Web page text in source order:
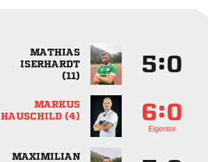



:

 
:
Eigentor
